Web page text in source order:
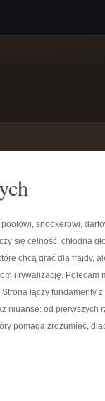
snookerowi,
się celność, chłodna
chcą grać dla frajdy,
i rywalizację. Polecam
łączy fundamenty
niuanse: od pierwszych
pomaga zrozumieć,